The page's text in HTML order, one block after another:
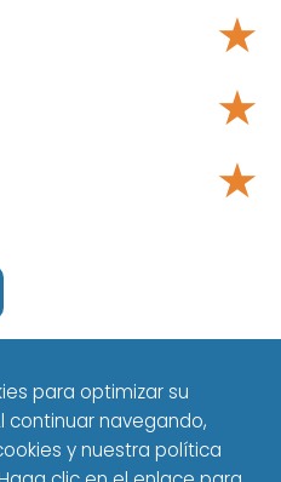
★
★
★
para optimizar su
continuar navegando,
y nuestra política